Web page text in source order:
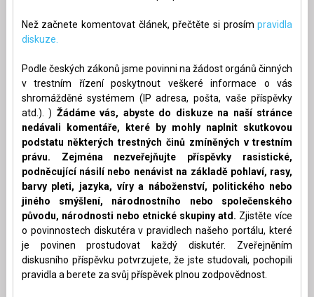
Než začnete komentovat článek, přečtěte si prosímpravidla
diskuze.
Podle českých zákonů jsme povinni na žádost orgánů činných
v trestním řízení poskytnout veškeré informace o vás
shromážděné systémem (IP adresa, pošta, vaše příspěvky
atd.). ) Žádáme vás, abyste do diskuze na naší stránce
nedávali komentáře, které by mohly naplnit skutkovou
podstatu některých trestných činů zmíněných v trestním
právu. Zejména nezveřejňujte příspěvky rasistické,
podněcující násilí nebo nenávist na základě pohlaví, rasy,
barvy pleti, jazyka, víry a náboženství, politického nebo
jiného smýšlení, národnostního nebo společenského
původu, národnosti nebo etnické skupiny atd. Zjistěte více
o povinnostech diskutéra v pravidlech našeho portálu, které
je povinen prostudovat každý diskutér. Zveřejněním
diskusního příspěvku potvrzujete, že jste studovali, pochopili
pravidla a berete za svůj příspěvek plnou zodpovědnost.